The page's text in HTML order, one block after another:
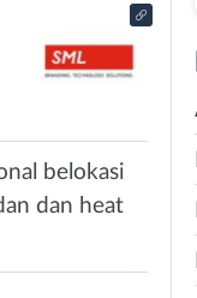
belokasi
dan heat